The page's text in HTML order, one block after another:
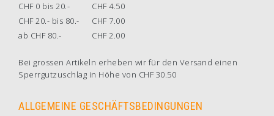
CHF 0 bis 20.-
CHF 4.50
CHF 20.- bis 80.-
CHF 7.00
ab CHF 80.-
CHF 2.00
Bei grossen Artikeln erheben wir für den Versand einen
Sperrgutzuschlag in Höhe von CHF 30.50
ALLGEMEINE GESCHÄFTSBEDINGUNGEN